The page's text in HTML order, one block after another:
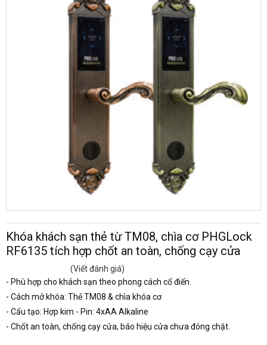
Khóa khách sạn thẻ từ TM08, chìa cơ PHGLock
RF6135 tích hợp chốt an toàn, chống cạy cửa
(Viết đánh giá)
- Phù hợp cho khách sạn theo phong cách cổ điển.
- Cách mở khóa: Thẻ TM08 & chìa khóa cơ
- Cấu tạo: Hợp kim - Pin: 4xAA Alkaline
- Chốt an toàn, chống cạy cửa, báo hiệu cửa chưa đóng chặt.